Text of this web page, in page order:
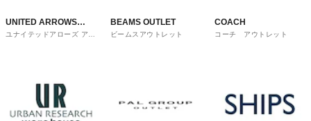
UNITED ARROWS
OUTLET
ユナイテッドアローズ アウ
BEAMS OUTLET
ビームスアウトレット
COACH
コーチ アウトレット